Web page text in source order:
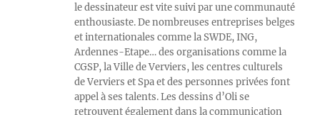
le dessinateur est vite suivi par une communauté
enthousiaste. De nombreuses entreprises belges
et internationales comme la SWDE, ING,
Ardennes-Etape… des organisations comme la
CGSP, la Ville de Verviers, les centres culturels
de Verviers et Spa et des personnes privées font
appel à ses talents. Les dessins d’Oli se
retrouvent également dans la communication